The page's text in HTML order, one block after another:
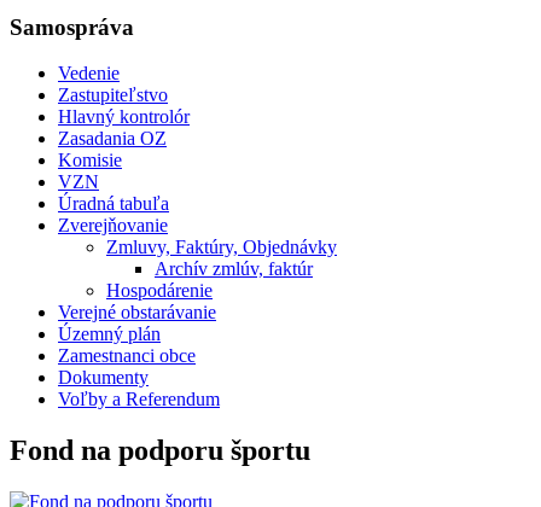
Samospráva
Vedenie
Zastupiteľstvo
Hlavný kontrolór
Zasadania OZ
Komisie
VZN
Úradná tabuľa
Zverejňovanie
Zmluvy, Faktúry, Objednávky
Archív zmlúv, faktúr
Hospodárenie
Verejné obstarávanie
Územný plán
Zamestnanci obce
Dokumenty
Voľby a Referendum
Fond na podporu športu